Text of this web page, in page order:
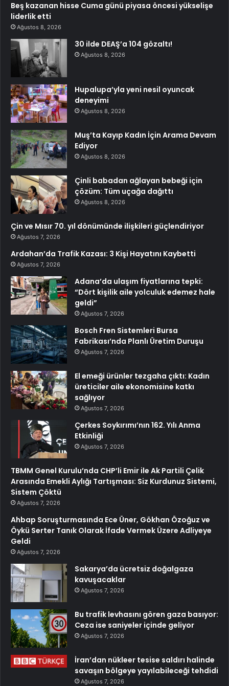
Beş kazanan hisse Cuma günü piyasa öncesi yükselişe
liderlik etti
Ağustos 8, 2026
30 ilde DEAŞ’a 104 gözaltı!
Ağustos 8, 2026
Hupalupa’yla yeni nesil oyuncak
deneyimi
Ağustos 8, 2026
Muş’ta Kayıp Kadın İçin Arama Devam
Ediyor
Ağustos 8, 2026
Çinli babadan ağlayan bebeği için
çözüm: Tüm uçağa dağıttı
Ağustos 8, 2026
Çin ve Mısır 70. yıl dönümünde ilişkileri güçlendiriyor
Ağustos 7, 2026
Ardahan’da Trafik Kazası: 3 Kişi Hayatını Kaybetti
Ağustos 7, 2026
Adana’da ulaşım fiyatlarına tepki:
“Dört kişilik aile yolculuk edemez hale
geldi”
Ağustos 7, 2026
Bosch Fren Sistemleri Bursa
Fabrikası’nda Planlı Üretim Duruşu
Ağustos 7, 2026
El emeği ürünler tezgaha çıktı: Kadın
üreticiler aile ekonomisine katkı
sağlıyor
Ağustos 7, 2026
Çerkes Soykırımı’nın 162. Yılı Anma
Etkinliği
Ağustos 7, 2026
TBMM Genel Kurulu’nda CHP’li Emir ile Ak Partili Çelik
Arasında Emekli Aylığı Tartışması: Siz Kurdunuz Sistemi,
Sistem Çöktü
Ağustos 7, 2026
Ahbap Soruşturmasında Ece Üner, Gökhan Özoğuz ve
Öykü Serter Tanık Olarak İfade Vermek Üzere Adliyeye
Geldi
Ağustos 7, 2026
Sakarya’da ücretsiz doğalgaza
kavuşacaklar
Ağustos 7, 2026
Bu trafik levhasını gören gaza basıyor:
Ceza ise saniyeler içinde geliyor
Ağustos 7, 2026
İran’dan nükleer tesise saldırı halinde
savaşın bölgeye yayılabileceği tehdidi
Ağustos 7, 2026